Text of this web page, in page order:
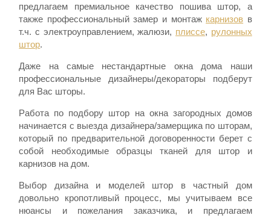
предлагаем премиальное качество пошива штор, а
также профессиональный замер и монтаж карнизов в
т.ч. с электроуправлением, жалюзи, плиссе, рулонных
штор.
Даже на самые нестандартные окна дома наши
профессиональные дизайнеры/декораторы подберут
для Вас шторы.
Работа по подбору штор на окна загородных домов
начинается с выезда дизайнера/замерщика по шторам,
который по предварительной договоренности берет с
собой необходимые образцы тканей для штор и
карнизов на дом.
Выбор дизайна и моделей штор в частный дом
довольно кропотливый процесс, мы учитываем все
нюансы и пожелания заказчика, и предлагаем